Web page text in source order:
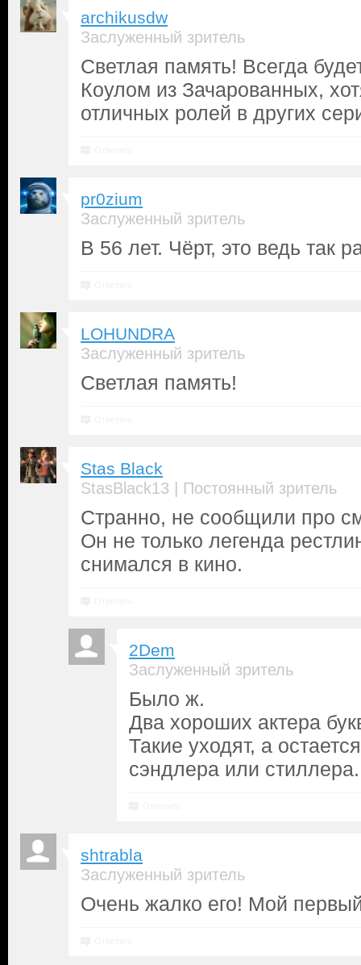
archikusdw
Заслуженный зритель
Светлая память! Всегда
Коулом из Зачарованных,
отличных ролей в других
pr0zium
Заслуженный зритель
В 56 лет. Чёрт, это ведь так
LOHUNDRA
Заслуженный зритель
Светлая память!
Stas Black
StasBlack13 | Постоянный зритель
Странно, не сообщили про
Он не только легенда
снимался в кино.
2Dem
Заслуженный зритель
Было ж.
Два хороших актера
Такие уходят, а
сэндлера или
shtrabla
Заслуженный зритель
Очень жалко его! Мой